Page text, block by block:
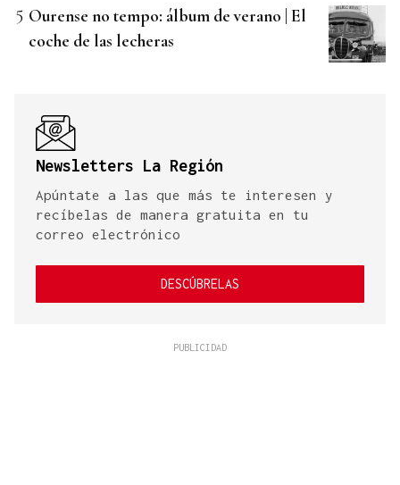
Ourense no tempo: álbum de verano | El
coche de las lecheras
Newsletters La Región
Apúntate a las que más te interesen y
recíbelas de manera gratuita en tu
correo electrónico
DESCÚBRELAS